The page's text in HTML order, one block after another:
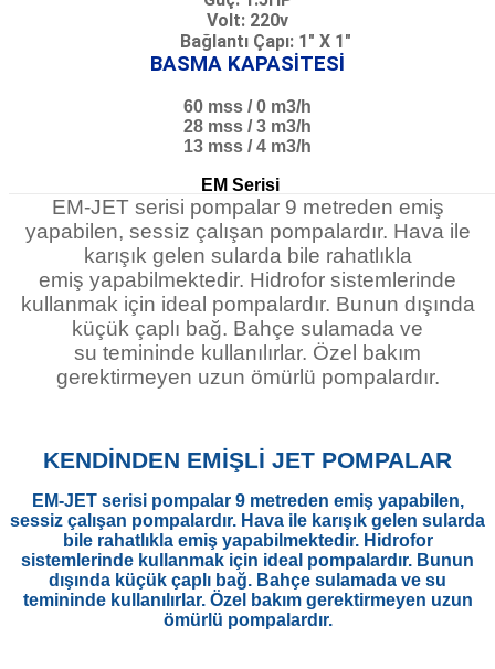
Volt: 220v
Bağlantı Çapı: 1" X 1"
BASMA KAPASİTESİ
60 mss / 0 m3/h
28 mss / 3 m3/h
13 mss / 4 m3/h
EM Serisi
EM-JET serisi pompalar 9 metreden emiş
yapabilen, sessiz çalışan pompalardır. Hava ile
karışık gelen sularda bile rahatlıkla
emiş yapabilmektedir. Hidrofor sistemlerinde
kullanmak için ideal pompalardır. Bunun dışında
küçük çaplı bağ. Bahçe sulamada ve
su temininde kullanılırlar. Özel bakım
gerektirmeyen uzun ömürlü pompalardır.
KENDİNDEN EMİŞLİ JET POMPALAR
EM-JET serisi pompalar 9 metreden emiş yapabilen,
sessiz çalışan pompalardır. Hava ile karışık gelen sularda
bile rahatlıkla emiş yapabilmektedir. Hidrofor
sistemlerinde kullanmak için ideal pompalardır. Bunun
dışında küçük çaplı bağ. Bahçe sulamada ve su
temininde kullanılırlar. Özel bakım gerektirmeyen uzun
ömürlü pompalardır.